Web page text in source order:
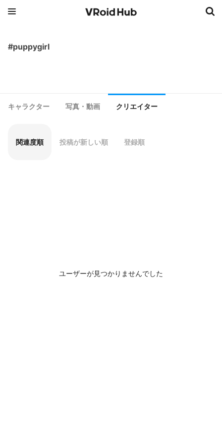
#puppygirl
キャラクター 写真・動画 クリエイター
関連度順 投稿が新しい順 登録順
ユーザーが見つかりませんでした